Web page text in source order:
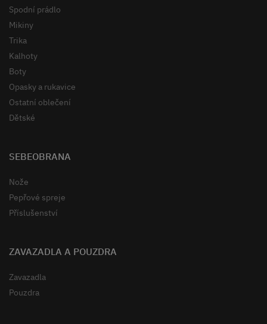
Spodní prádlo
Mikiny
Trika
Kalhoty
Boty
Opasky a rukavice
Ostatní oblečení
Dětské
SEBEOBRANA
Nože
Pepřové spreje
Příslušenství
ZAVAZADLA A POUZDRA
Zavazadla
Pouzdra